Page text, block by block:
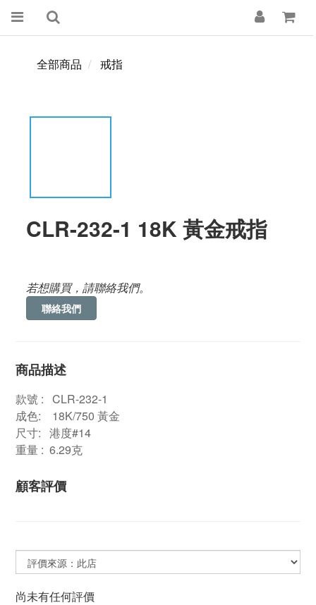
全部商品 戒指
CLR-232-1 18K 黃金戒指
若想購買，請聯絡我們。
聯絡我們
商品描述
款號 : CLR-232-1
成色: 18K/750 黃金
尺寸: 港度#14
重量 : 6.29克
顧客評價
尚未有任何評價